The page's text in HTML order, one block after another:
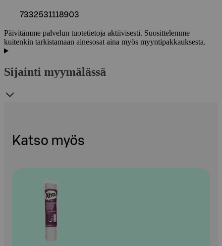
7332531118903
Päivitämme palvelun tuotetietoja aktiivisesti. Suosittelemme
kuitenkin tarkistamaan ainesosat aina myös myyntipakkauksesta.
Sijainti myymälässä
Katso myös